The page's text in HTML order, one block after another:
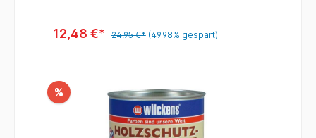
12,48 €* 24,95 €* (49.98% gespart)
%